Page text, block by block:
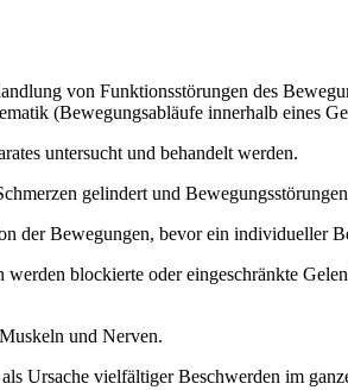
von Funktionsstörungen des
(Bewegungsabläufe innerhalb eines
untersucht und behandelt werden.
gelindert und
der Bewegungen, bevor ein individueller
blockierte oder eingeschränkte
und Nerven.
Ursache vielfältiger Beschwerden im